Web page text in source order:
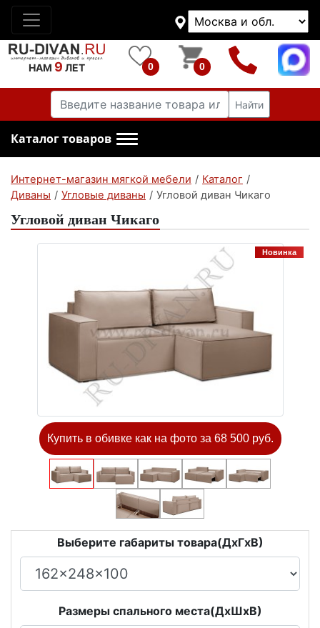
НАМ 9 ЛЕТ 0 0
Найти
Каталог товаров
Интернет-магазин мягкой мебели / Каталог /
Диваны / Угловые диваны / Угловой диван Чикаго
Угловой диван Чикаго
Новинка
Купить в обивке как на фото за 68 500 руб.
Выберите габариты товара(ДxГxВ)
Размеры спального места(ДxШxВ)